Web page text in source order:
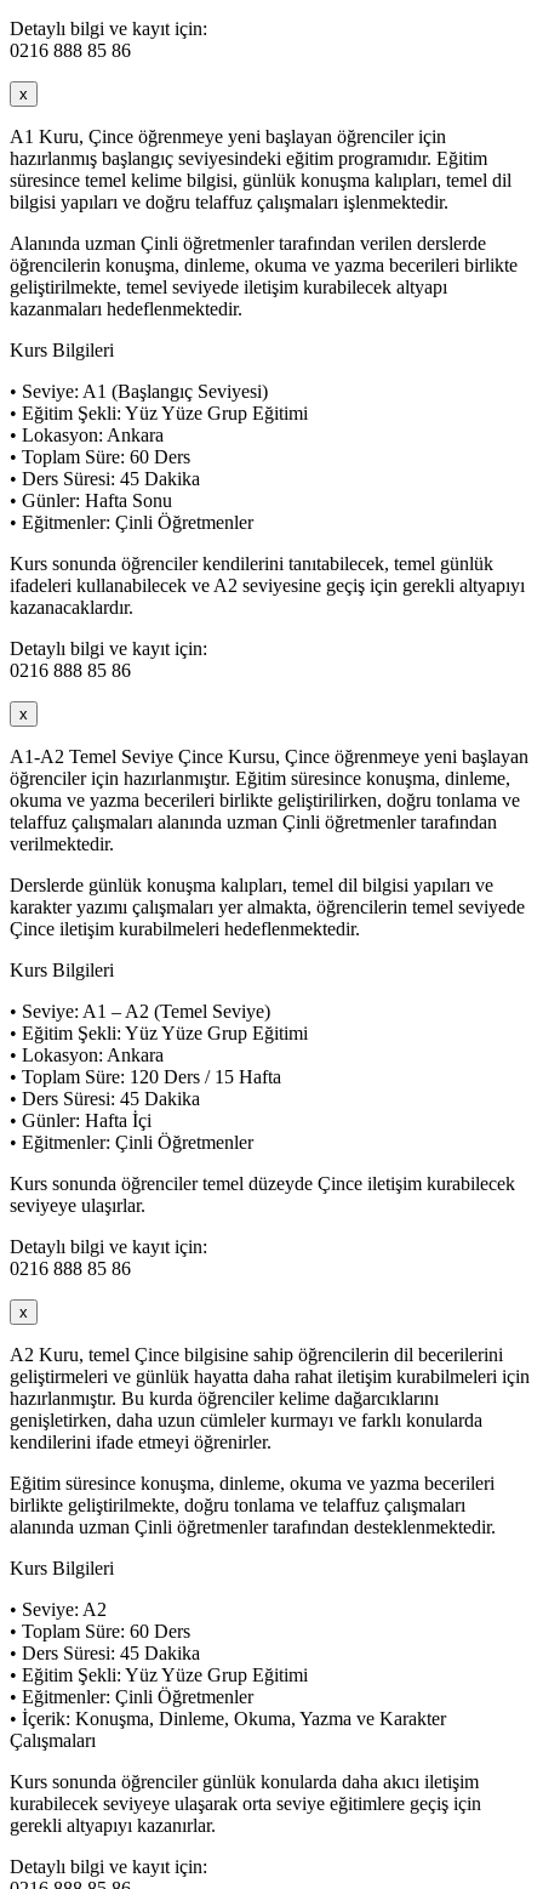
Detaylı bilgi ve kayıt için:
0216 888 85 86
x
A1 Kuru, Çince öğrenmeye yeni başlayan öğrenciler için
hazırlanmış başlangıç seviyesindeki eğitim programıdır. Eğitim
süresince temel kelime bilgisi, günlük konuşma kalıpları, temel dil
bilgisi yapıları ve doğru telaffuz çalışmaları işlenmektedir.
Alanında uzman Çinli öğretmenler tarafından verilen derslerde
öğrencilerin konuşma, dinleme, okuma ve yazma becerileri birlikte
geliştirilmekte, temel seviyede iletişim kurabilecek altyapı
kazanmaları hedeflenmektedir.
Kurs Bilgileri
• Seviye: A1 (Başlangıç Seviyesi)
• Eğitim Şekli: Yüz Yüze Grup Eğitimi
• Lokasyon: Ankara
• Toplam Süre: 60 Ders
• Ders Süresi: 45 Dakika
• Günler: Hafta Sonu
• Eğitmenler: Çinli Öğretmenler
Kurs sonunda öğrenciler kendilerini tanıtabilecek, temel günlük
ifadeleri kullanabilecek ve A2 seviyesine geçiş için gerekli altyapıyı
kazanacaklardır.
Detaylı bilgi ve kayıt için:
0216 888 85 86
x
A1-A2 Temel Seviye Çince Kursu, Çince öğrenmeye yeni başlayan
öğrenciler için hazırlanmıştır. Eğitim süresince konuşma, dinleme,
okuma ve yazma becerileri birlikte geliştirilirken, doğru tonlama ve
telaffuz çalışmaları alanında uzman Çinli öğretmenler tarafından
verilmektedir.
Derslerde günlük konuşma kalıpları, temel dil bilgisi yapıları ve
karakter yazımı çalışmaları yer almakta, öğrencilerin temel seviyede
Çince iletişim kurabilmeleri hedeflenmektedir.
Kurs Bilgileri
• Seviye: A1 – A2 (Temel Seviye)
• Eğitim Şekli: Yüz Yüze Grup Eğitimi
• Lokasyon: Ankara
• Toplam Süre: 120 Ders / 15 Hafta
• Ders Süresi: 45 Dakika
• Günler: Hafta İçi
• Eğitmenler: Çinli Öğretmenler
Kurs sonunda öğrenciler temel düzeyde Çince iletişim kurabilecek
seviyeye ulaşırlar.
Detaylı bilgi ve kayıt için:
0216 888 85 86
x
A2 Kuru, temel Çince bilgisine sahip öğrencilerin dil becerilerini
geliştirmeleri ve günlük hayatta daha rahat iletişim kurabilmeleri için
hazırlanmıştır. Bu kurda öğrenciler kelime dağarcıklarını
genişletirken, daha uzun cümleler kurmayı ve farklı konularda
kendilerini ifade etmeyi öğrenirler.
Eğitim süresince konuşma, dinleme, okuma ve yazma becerileri
birlikte geliştirilmekte, doğru tonlama ve telaffuz çalışmaları
alanında uzman Çinli öğretmenler tarafından desteklenmektedir.
Kurs Bilgileri
• Seviye: A2
• Toplam Süre: 60 Ders
• Ders Süresi: 45 Dakika
• Eğitim Şekli: Yüz Yüze Grup Eğitimi
• Eğitmenler: Çinli Öğretmenler
• İçerik: Konuşma, Dinleme, Okuma, Yazma ve Karakter
Çalışmaları
Kurs sonunda öğrenciler günlük konularda daha akıcı iletişim
kurabilecek seviyeye ulaşarak orta seviye eğitimlere geçiş için
gerekli altyapıyı kazanırlar.
Detaylı bilgi ve kayıt için: